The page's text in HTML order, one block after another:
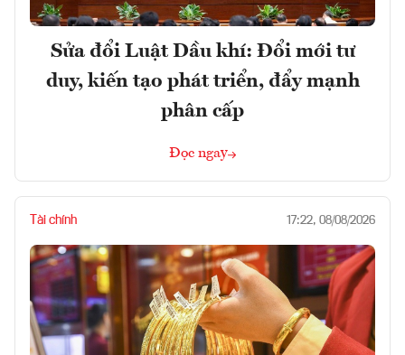
Sửa đổi Luật Dầu khí: Đổi mới tư
duy, kiến tạo phát triển, đẩy mạnh
phân cấp
Đọc ngay
Tài chính 17:22, 08/08/2026